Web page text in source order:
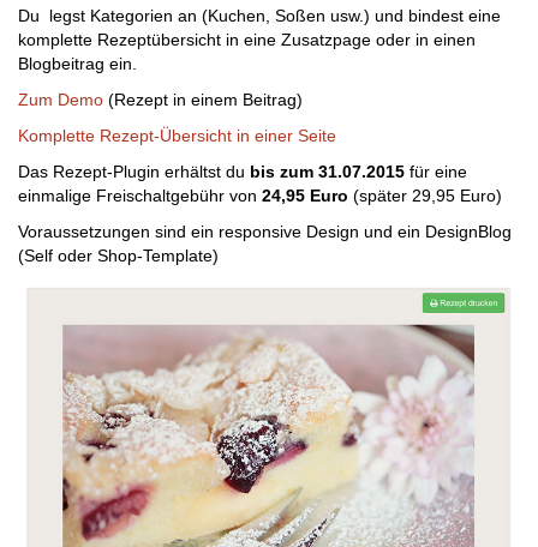
Du legst Kategorien an (Kuchen, Soßen usw.) und bindest eine
komplette Rezeptübersicht in eine Zusatzpage oder in einen
Blogbeitrag ein.
Zum Demo (Rezept in einem Beitrag)
Komplette Rezept-Übersicht in einer Seite
Das Rezept-Plugin erhältst du bis zum 31.07.2015 für eine
einmalige Freischaltgebühr von 24,95 Euro (später 29,95 Euro)
Voraussetzungen sind ein responsive Design und ein DesignBlog
(Self oder Shop-Template)